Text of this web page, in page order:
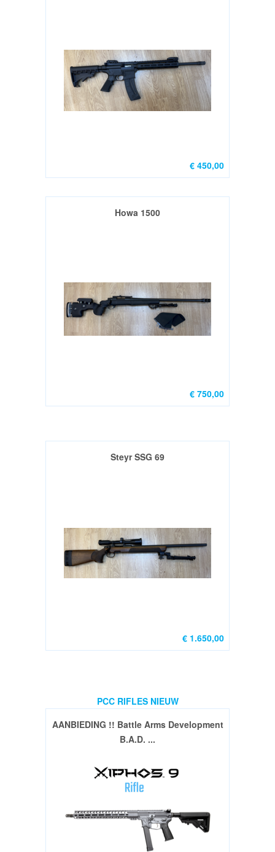
SCHIETBAAN
BENODIGHEDEN
CONTACT
€ 450,00
Howa 1500
€ 750,00
Steyr SSG 69
€ 1.650,00
PCC RIFLES NIEUW
AANBIEDING !! Battle Arms Development
B.A.D. ...